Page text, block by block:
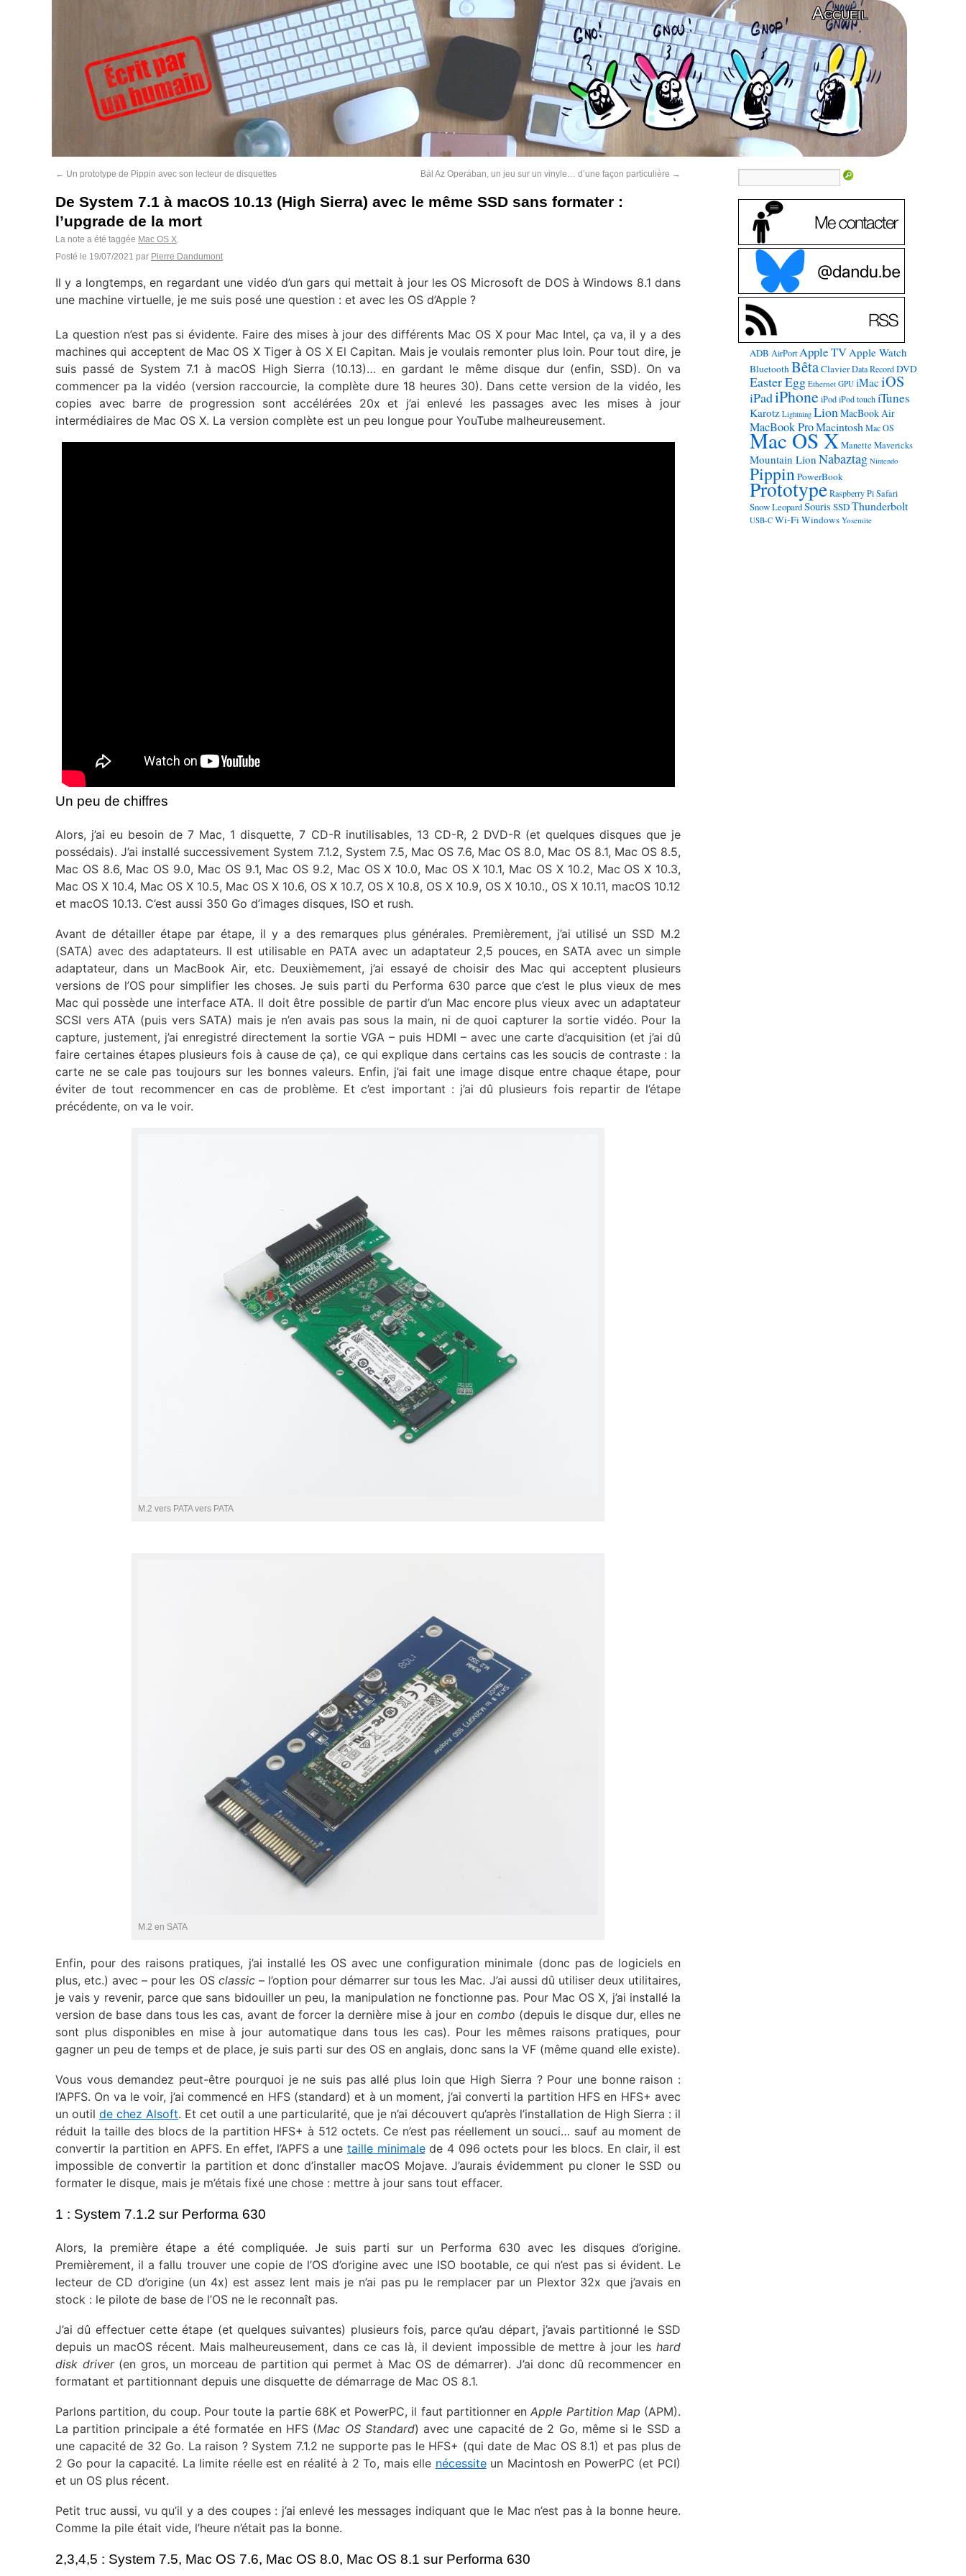
Accueil
← Un prototype de Pippin avec son lecteur de disquettes Bál Az Operában, un jeu sur un vinyle… d’une façon particulière →
De System 7.1 à macOS 10.13 (High Sierra) avec le même SSD sans formater :
l’upgrade de la mort
La note a été taggée Mac OS X.
Posté le 19/07/2021 par Pierre Dandumont
Il y a longtemps, en regardant une vidéo d’un gars qui mettait à jour les OS Microsoft de DOS à Windows 8.1 dans
une machine virtuelle, je me suis posé une question : et avec les OS d’Apple ?
La question n’est pas si évidente. Faire des mises à jour des différents Mac OS X pour Mac Intel, ça va, il y a des
machines qui acceptent de Mac OS X Tiger à OS X El Capitan. Mais je voulais remonter plus loin. Pour tout dire, je
suis passé de System 7.1 à macOS High Sierra (10.13)… en gardant le même disque dur (enfin, SSD). On va
commencer pa la vidéo (version raccourcie, la complète dure 18 heures 30). Dans cette version de la vidéo, les
copies avec barre de progression sont accélérées 20x et j’ai enlevé les passages avec les mises à jour
intermédiaires de Mac OS X. La version complète est un peu longue pour YouTube malheureusement.
Un peu de chiffres
Alors, j’ai eu besoin de 7 Mac, 1 disquette, 7 CD-R inutilisables, 13 CD-R, 2 DVD-R (et quelques disques que je
possédais). J’ai installé successivement System 7.1.2, System 7.5, Mac OS 7.6, Mac OS 8.0, Mac OS 8.1, Mac OS 8.5,
Mac OS 8.6, Mac OS 9.0, Mac OS 9.1, Mac OS 9.2, Mac OS X 10.0, Mac OS X 10.1, Mac OS X 10.2, Mac OS X 10.3,
Mac OS X 10.4, Mac OS X 10.5, Mac OS X 10.6, OS X 10.7, OS X 10.8, OS X 10.9, OS X 10.10., OS X 10.11, macOS 10.12
et macOS 10.13. C’est aussi 350 Go d’images disques, ISO et rush.
Avant de détailler étape par étape, il y a des remarques plus générales. Premièrement, j’ai utilisé un SSD M.2
(SATA) avec des adaptateurs. Il est utilisable en PATA avec un adaptateur 2,5 pouces, en SATA avec un simple
adaptateur, dans un MacBook Air, etc. Deuxièmement, j’ai essayé de choisir des Mac qui acceptent plusieurs
versions de l’OS pour simplifier les choses. Je suis parti du Performa 630 parce que c’est le plus vieux de mes
Mac qui possède une interface ATA. Il doit être possible de partir d’un Mac encore plus vieux avec un adaptateur
SCSI vers ATA (puis vers SATA) mais je n’en avais pas sous la main, ni de quoi capturer la sortie vidéo. Pour la
capture, justement, j’ai enregistré directement la sortie VGA – puis HDMI – avec une carte d’acquisition (et j’ai dû
faire certaines étapes plusieurs fois à cause de ça), ce qui explique dans certains cas les soucis de contraste : la
carte ne se cale pas toujours sur les bonnes valeurs. Enfin, j’ai fait une image disque entre chaque étape, pour
éviter de tout recommencer en cas de problème. Et c’est important : j’ai dû plusieurs fois repartir de l’étape
précédente, on va le voir.
M.2 vers PATA vers PATA
M.2 en SATA
Enfin, pour des raisons pratiques, j’ai installé les OS avec une configuration minimale (donc pas de logiciels en
plus, etc.) avec – pour les OS classic– l’option pour démarrer sur tous les Mac. J’ai aussi dû utiliser deux utilitaires,
je vais y revenir, parce que sans bidouiller un peu, la manipulation ne fonctionne pas. Pour Mac OS X, j’ai installé la
version de base dans tous les cas, avant de forcer la dernière mise à jour en combo (depuis le disque dur, elles ne
sont plus disponibles en mise à jour automatique dans tous les cas). Pour les mêmes raisons pratiques, pour
gagner un peu de temps et de place, je suis parti sur des OS en anglais, donc sans la VF (même quand elle existe).
Vous vous demandez peut-être pourquoi je ne suis pas allé plus loin que High Sierra ? Pour une bonne raison :
l’APFS. On va le voir, j’ai commencé en HFS (standard) et à un moment, j’ai converti la partition HFS en HFS+ avec
un outil de chez Alsoft. Et cet outil a une particularité, que je n’ai découvert qu’après l’installation de High Sierra : il
réduit la taille des blocs de la partition HFS+ à 512 octets. Ce n’est pas réellement un souci… sauf au moment de
convertir la partition en APFS. En effet, l’APFS a une taille minimalede 4 096 octets pour les blocs. En clair, il est
impossible de convertir la partition et donc d’installer macOS Mojave. J’aurais évidemment pu cloner le SSD ou
formater le disque, mais je m’étais fixé une chose : mettre à jour sans tout effacer.
1 : System 7.1.2 sur Performa 630
Alors, la première étape a été compliquée. Je suis parti sur un Performa 630 avec les disques d’origine.
Premièrement, il a fallu trouver une copie de l’OS d’origine avec une ISO bootable, ce qui n’est pas si évident. Le
lecteur de CD d’origine (un 4x) est assez lent mais je n’ai pas pu le remplacer par un Plextor 32x que j’avais en
stock : le pilote de base de l’OS ne le reconnaît pas.
J’ai dû effectuer cette étape (et quelques suivantes) plusieurs fois, parce qu’au départ, j’avais partitionné le SSD
depuis un macOS récent. Mais malheureusement, dans ce cas là, il devient impossible de mettre à jour les hard
disk driver(en gros, un morceau de partition qui permet à Mac OS de démarrer). J’ai donc dû recommencer en
formatant et partitionnant depuis une disquette de démarrage de Mac OS 8.1.
Parlons partition, du coup. Pour toute la partie 68K et PowerPC, il faut partitionner enApple Partition Map (APM).
La partition principale a été formatée en HFS (Mac OS Standard) avec une capacité de 2 Go, même si le SSD a
une capacité de 32 Go. La raison ? System 7.1.2 ne supporte pas le HFS+ (qui date de Mac OS 8.1) et pas plus de
2 Go pour la capacité. La limite réelle est en réalité à 2 To, mais elle nécessiteun Macintosh en PowerPC (et PCI)
et un OS plus récent.
Petit truc aussi, vu qu’il y a des coupes : j’ai enlevé les messages indiquant que le Mac n’est pas à la bonne heure.
Comme la pile était vide, l’heure n’était pas la bonne.
2,3,4,5 : System 7.5, Mac OS 7.6, Mac OS 8.0, Mac OS 8.1 sur Performa 630
ADB AirPort Apple TVApple Watch
BluetoothBêtaClavier Data Record DVD
Easter Egg Ethernet GPU iMaciOS
iPadiPhone iPod iPod touch iTunes
Karotz Lightning LionMacBook Air
MacBook ProMacintosh Mac OS
Mac OS X Manette Mavericks
Mountain Lion Nabaztag Nintendo
PippinPowerBook
Prototype Raspberry Pi Safari
Snow LeopardSouris SSDThunderbolt
USB-C Wi-FiWindows Yosemite